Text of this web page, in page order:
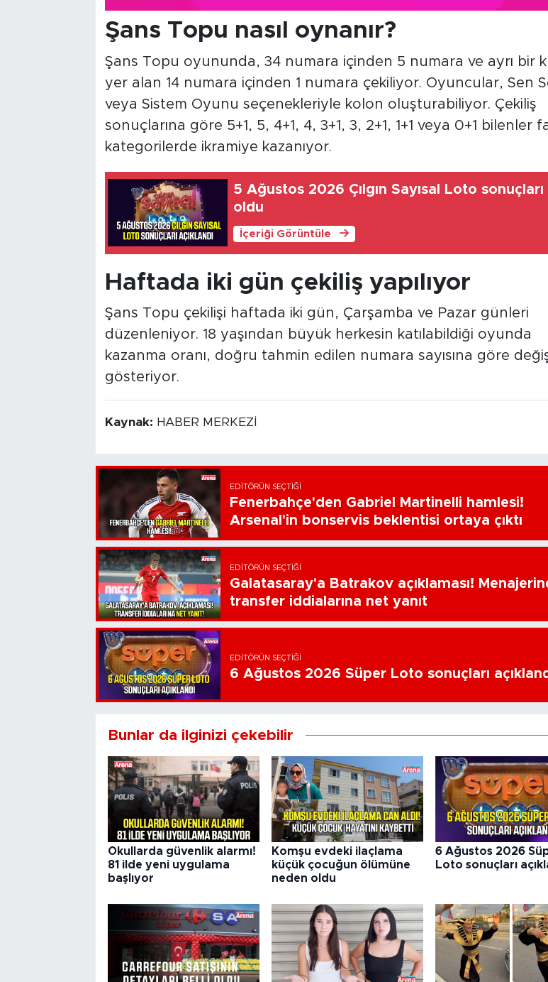
Şans Topu nasıl oynanır?
Şans Topu oyununda, 34 numara içinden 5 numara ve ayrı bir
yer alan 14 numara içinden 1 numara çekiliyor. Oyuncular, Sen
veya Sistem Oyunu seçenekleriyle kolon oluşturabiliyor. Çekiliş
sonuçlarına göre 5+1, 5, 4+1, 4, 3+1, 3, 2+1, 1+1 veya 0+1 bilenler
kategorilerde ikramiye kazanıyor.
5 Ağustos 2026 Çılgın Sayısal Loto
oldu
İçeriği Görüntüle
Haftada iki gün çekiliş yapılıyor
Şans Topu çekilişi haftada iki gün, Çarşamba ve Pazar günleri
düzenleniyor. 18 yaşından büyük herkesin katılabildiği oyunda
kazanma oranı, doğru tahmin edilen numara sayısına göre
gösteriyor.
Kaynak: HABER MERKEZİ
EDITÖRÜN SEÇTIĞI
Fenerbahçe'den Gabriel Martinelli hamlesi!
Arsenal'in bonservis beklentisi ortaya çıktı
EDITÖRÜN SEÇTIĞI
Galatasaray'a Batrakov açıklaması!
transfer iddialarına net yanıt
EDITÖRÜN SEÇTIĞI
6 Ağustos 2026 Süper Loto sonuçları
Bunlar da ilginizi çekebilir
Okullarda güvenlik alarmı!
81 ilde yeni uygulama
başlıyor
Komşu evdeki ilaçlama
küçük çocuğun ölümüne
neden oldu
6 Ağustos 2026
Loto sonuçları